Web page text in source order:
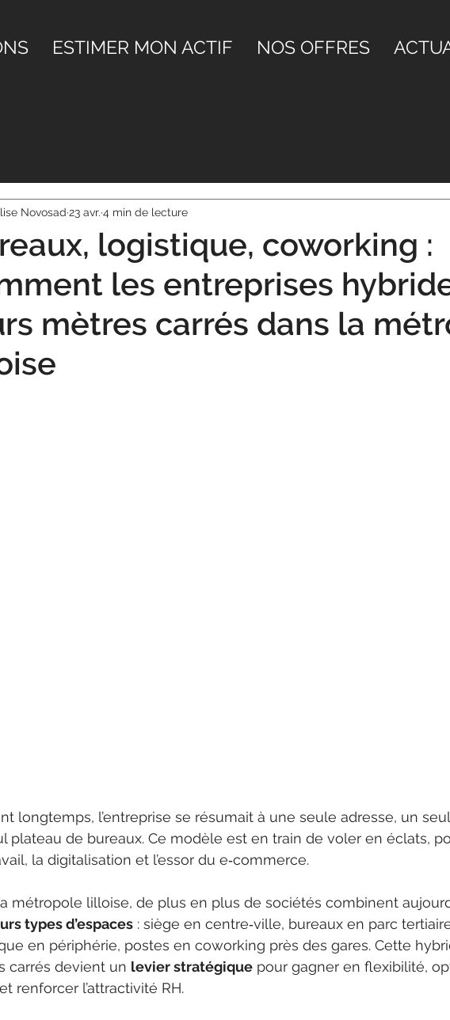
ESTIMER MON ACTIF NOS OFFRES
logistique, coworking :
les entreprises
mètres carrés dans la
Novosad 23 avr. 4 min de lecture
longtemps, l’entreprise se résumait à une seule adresse, un
plateau de bureaux. Ce modèle est en train de voler en éclats,
la digitalisation et l’essor du e‑commerce.
métropole lilloise, de plus en plus de sociétés combinent
types d’espaces : siège en centre‑ville, bureaux en parc
en périphérie, postes en coworking près des gares. Cette
carrés devient un levier stratégique pour gagner en flexibilité,
renforcer l’attractivité RH.